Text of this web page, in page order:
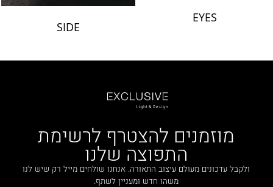
EYES
SIDE
מוזמנים להצטרף לרשימת
התפוצה שלנו
ולקבל עדכונים מעולם עיצוב התאורה. אנחנו שולחים מייל רק שיש לנו
משהו חדש ומעניין לשתף.